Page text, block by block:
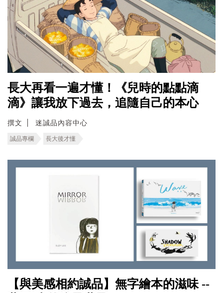
長大再看一遍才懂！《兒時的點點滴
滴》讓我放下過去，追隨自己的本心
撰文 迷誠品內容中心
誠品專欄 長大後才懂
【與美感相約誠品】無字繪本的滋味 --